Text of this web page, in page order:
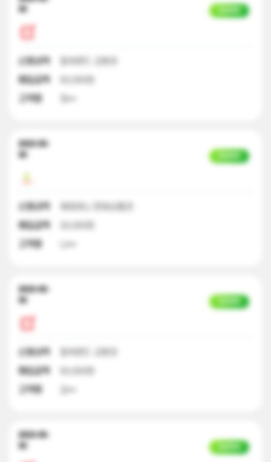
30
신청내역
매입금액
고객명
2023-05-
30
신청내역
매입금액
고객명
2023-05-
30
신청내역
매입금액
고객명
2023-05-
30